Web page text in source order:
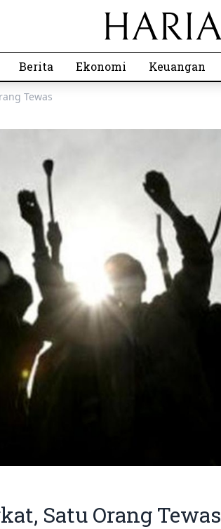
Berita Ekonomi Keuangan
Tewas
Satu Orang Tewas